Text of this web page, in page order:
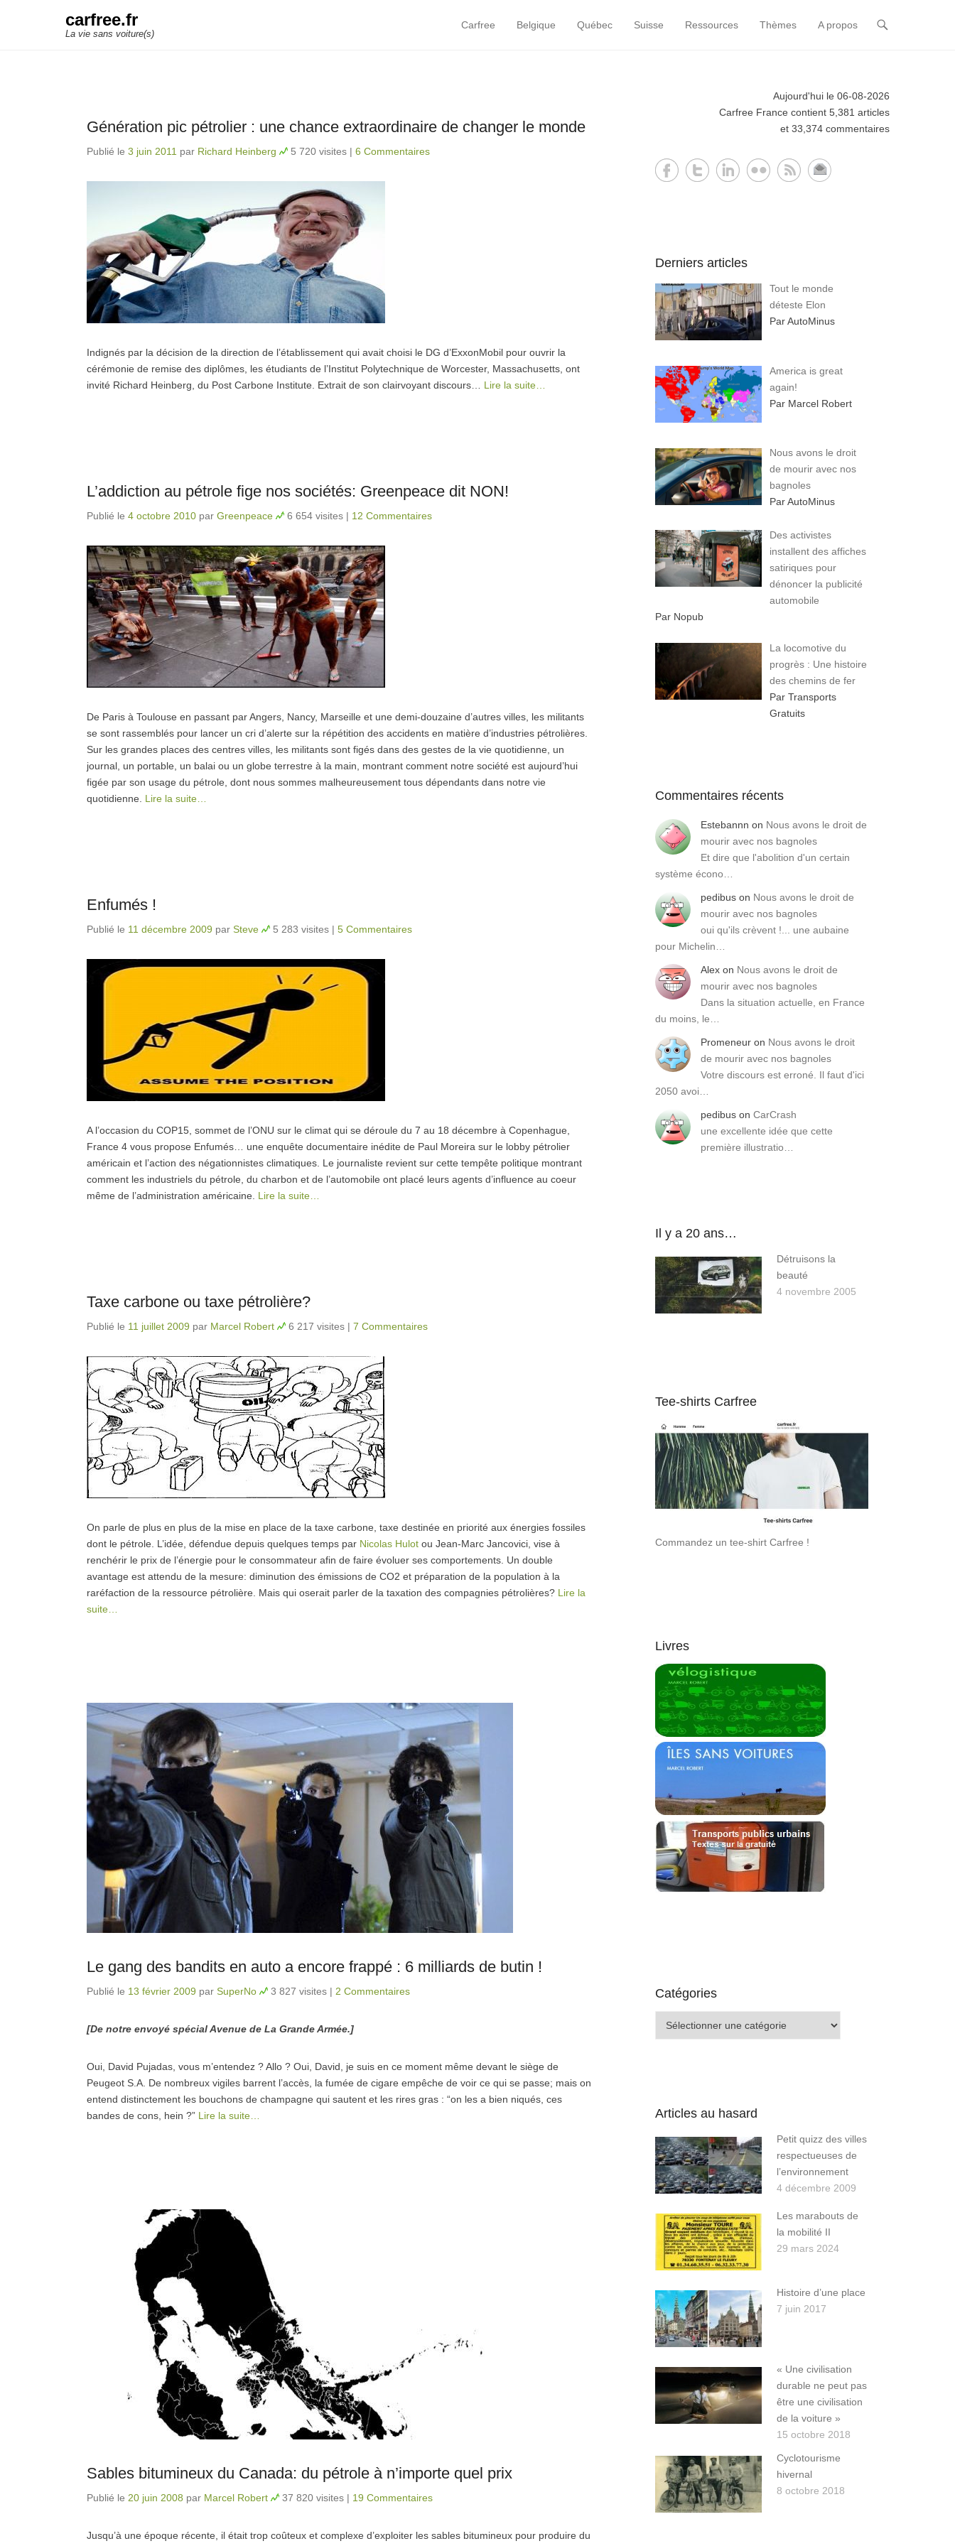
carfree.fr
La vie sans voiture(s)
Primary Menu
Skip to content
Carfree Belgique Québec Suisse Ressources Thèmes A propos
Génération pic pétrolier : une chance extraordinaire de changer le monde
Publié le 3 juin 2011 par Richard Heinberg 5 720 visites | 6 Commentaires
Indignés par la décision de la direction de l’établissement qui avait choisi le DG d’ExxonMobil pour ouvrir la
cérémonie de remise des diplômes, les étudiants de l’Institut Polytechnique de Worcester, Massachusetts, ont
invité Richard Heinberg, du Post Carbone Institute. Extrait de son clairvoyant discours… Lire la suite…
L’addiction au pétrole fige nos sociétés: Greenpeace dit NON!
Publié le 4 octobre 2010 par Greenpeace 6 654 visites | 12 Commentaires
De Paris à Toulouse en passant par Angers, Nancy, Marseille et une demi-douzaine d’autres villes, les militants
se sont rassemblés pour lancer un cri d’alerte sur la répétition des accidents en matière d’industries pétrolières.
Sur les grandes places des centres villes, les militants sont figés dans des gestes de la vie quotidienne, un
journal, un portable, un balai ou un globe terrestre à la main, montrant comment notre société est aujourd’hui
figée par son usage du pétrole, dont nous sommes malheureusement tous dépendants dans notre vie
quotidienne. Lire la suite…
Enfumés !
Publié le 11 décembre 2009 par Steve 5 283 visites | 5 Commentaires
A l’occasion du COP15, sommet de l’ONU sur le climat qui se déroule du 7 au 18 décembre à Copenhague,
France 4 vous propose Enfumés… une enquête documentaire inédite de Paul Moreira sur le lobby pétrolier
américain et l’action des négationnistes climatiques. Le journaliste revient sur cette tempête politique montrant
comment les industriels du pétrole, du charbon et de l’automobile ont placé leurs agents d’influence au coeur
même de l’administration américaine. Lire la suite…
Taxe carbone ou taxe pétrolière?
Publié le 11 juillet 2009 par Marcel Robert 6 217 visites | 7 Commentaires
On parle de plus en plus de la mise en place de la taxe carbone, taxe destinée en priorité aux énergies fossiles
dont le pétrole. L’idée, défendue depuis quelques temps par Nicolas Hulot ou Jean-Marc Jancovici, vise à
renchérir le prix de l’énergie pour le consommateur afin de faire évoluer ses comportements. Un double
avantage est attendu de la mesure: diminution des émissions de CO2 et préparation de la population à la
raréfaction de la ressource pétrolière. Mais qui oserait parler de la taxation des compagnies pétrolières? Lire la
suite…
Le gang des bandits en auto a encore frappé : 6 milliards de butin !
Publié le 13 février 2009 par SuperNo 3 827 visites | 2 Commentaires
[De notre envoyé spécial Avenue de La Grande Armée.]
Oui, David Pujadas, vous m’entendez ? Allo ? Oui, David, je suis en ce moment même devant le siège de
Peugeot S.A. De nombreux vigiles barrent l’accès, la fumée de cigare empêche de voir ce qui se passe; mais on
entend distinctement les bouchons de champagne qui sautent et les rires gras : “on les a bien niqués, ces
bandes de cons, hein ?” Lire la suite…
Sables bitumineux du Canada: du pétrole à n’importe quel prix
Publié le 20 juin 2008 par Marcel Robert 37 820 visites | 19 Commentaires
Jusqu’à une époque récente, il était trop coûteux et complexe d’exploiter les sables bitumineux pour produire du
Aujourd'hui le 06-08-2026
Carfree France contient 5,381 articles
et 33,374 commentaires
Derniers articles
Tout le monde
déteste Elon
Par AutoMinus
America is great
again!
Par Marcel Robert
Nous avons le droit
de mourir avec nos
bagnoles
Par AutoMinus
Des activistes
installent des affiches
satiriques pour
dénoncer la publicité
automobile
Par Nopub
La locomotive du
progrès : Une histoire
des chemins de fer
Par Transports
Gratuits
Commentaires récents
Estebannn on Nous avons le droit de
mourir avec nos bagnoles
Et dire que l'abolition d'un certain
système écono…
pedibus on Nous avons le droit de
mourir avec nos bagnoles
oui qu'ils crèvent !... une aubaine
pour Michelin…
Alex on Nous avons le droit de
mourir avec nos bagnoles
Dans la situation actuelle, en France
du moins, le…
Promeneur on Nous avons le droit
de mourir avec nos bagnoles
Votre discours est erroné. Il faut d'ici
2050 avoi…
pedibus on CarCrash
une excellente idée que cette
première illustratio…
Il y a 20 ans…
Détruisons la
beauté
4 novembre 2005
Tee-shirts Carfree
Commandez un tee-shirt Carfree !
Livres
Catégories
Articles au hasard
Petit quizz des villes
respectueuses de
l’environnement
4 décembre 2009
Les marabouts de
la mobilité II
29 mars 2024
Histoire d’une place
7 juin 2017
« Une civilisation
durable ne peut pas
être une civilisation
de la voiture »
15 octobre 2018
Cyclotourisme
hivernal
8 octobre 2018